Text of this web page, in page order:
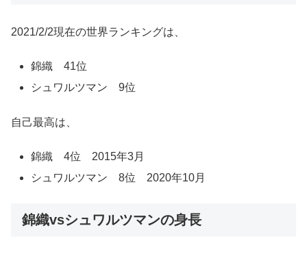
2021/2/2現在の世界ランキングは、
錦織 41位
シュワルツマン 9位
自己最高は、
錦織 4位 2015年3月
シュワルツマン 8位 2020年10月
錦織vsシュワルツマンの身長